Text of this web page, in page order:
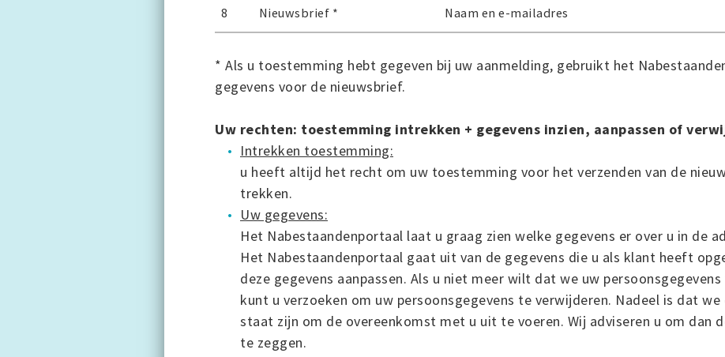
8 Nieuwsbrief * Naam en e-mailadres
* Als u toestemming hebt gegeven bij uw aanmelding, gebruikt het
gegevens voor de nieuwsbrief.
Uw rechten: toestemming intrekken + gegevens inzien, aanpassen of
Intrekken toestemming:
u heeft altijd het recht om uw toestemming voor het verzenden van de
trekken.
Uw gegevens:
Het Nabestaandenportaal laat u graag zien welke gegevens er over u in de
Het Nabestaandenportaal gaat uit van de gegevens die u als klant heeft
deze gegevens aanpassen. Als u niet meer wilt dat we uw
kunt u verzoeken om uw persoonsgegevens te verwijderen. Nadeel is dat
staat zijn om de overeenkomst met u uit te voeren. Wij adviseren u om dan
te zeggen.